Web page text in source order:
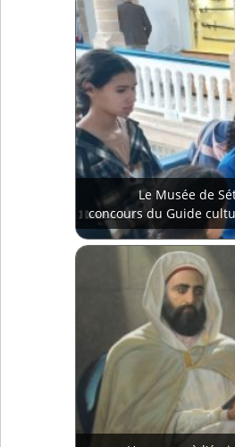
Le Musée de
concours du Guide